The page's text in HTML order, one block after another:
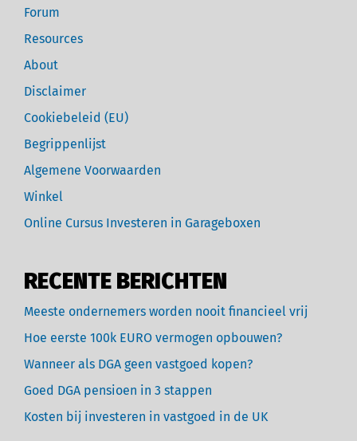
Forum
Resources
About
Disclaimer
Cookiebeleid (EU)
Begrippenlijst
Algemene Voorwaarden
Winkel
Online Cursus Investeren in Garageboxen
RECENTE BERICHTEN
Meeste ondernemers worden nooit financieel vrij
Hoe eerste 100k EURO vermogen opbouwen?
Wanneer als DGA geen vastgoed kopen?
Goed DGA pensioen in 3 stappen
Kosten bij investeren in vastgoed in de UK